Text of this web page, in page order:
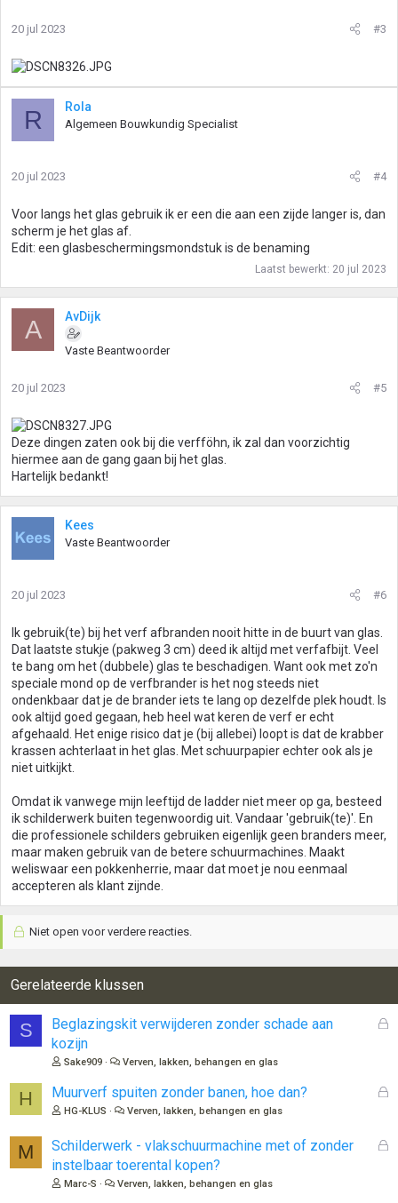
20 jul 2023 #3
R Rola
Algemeen Bouwkundig Specialist
20 jul 2023 #4
Voor langs het glas gebruik ik er een die aan een zijde langer is, dan
scherm je het glas af.
Edit: een glasbeschermingsmondstuk is de benaming
Laatst bewerkt: 20 jul 2023
A AvDijk
Vaste Beantwoorder
20 jul 2023 #5
Deze dingen zaten ook bij die verfföhn, ik zal dan voorzichtig
hiermee aan de gang gaan bij het glas.
Hartelijk bedankt!
Kees
Vaste Beantwoorder
20 jul 2023 #6
Ik gebruik(te) bij het verf afbranden nooit hitte in de buurt van glas.
Dat laatste stukje (pakweg 3 cm) deed ik altijd met verfafbijt. Veel
te bang om het (dubbele) glas te beschadigen. Want ook met zo'n
speciale mond op de verfbrander is het nog steeds niet
ondenkbaar dat je de brander iets te lang op dezelfde plek houdt. Is
ook altijd goed gegaan, heb heel wat keren de verf er echt
afgehaald. Het enige risico dat je (bij allebei) loopt is dat de krabber
krassen achterlaat in het glas. Met schuurpapier echter ook als je
niet uitkijkt.
Omdat ik vanwege mijn leeftijd de ladder niet meer op ga, besteed
ik schilderwerk buiten tegenwoordig uit. Vandaar 'gebruik(te)'. En
die professionele schilders gebruiken eigenlijk geen branders meer,
maar maken gebruik van de betere schuurmachines. Maakt
weliswaar een pokkenherrie, maar dat moet je nou eenmaal
accepteren als klant zijnde.
Niet open voor verdere reacties.
Gerelateerde klussen
S
G
o
Beglazingskit verwijderen zonder schade aan
kozijn
Sake909 Verven, lakken, behangen en glas
H
G
Muurverf spuiten zonder banen, hoe dan?
HG-KLUS Verven, lakken, behangen en glas
M
G
Schilderwerk - vlakschuurmachine met of zonder
instelbaar toerental kopen?
Marc-S Verven, lakken, behangen en glas